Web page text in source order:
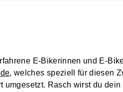
E-Bikerinnen und E-
, welches speziell für diesen
umgesetzt. Rasch wirst du